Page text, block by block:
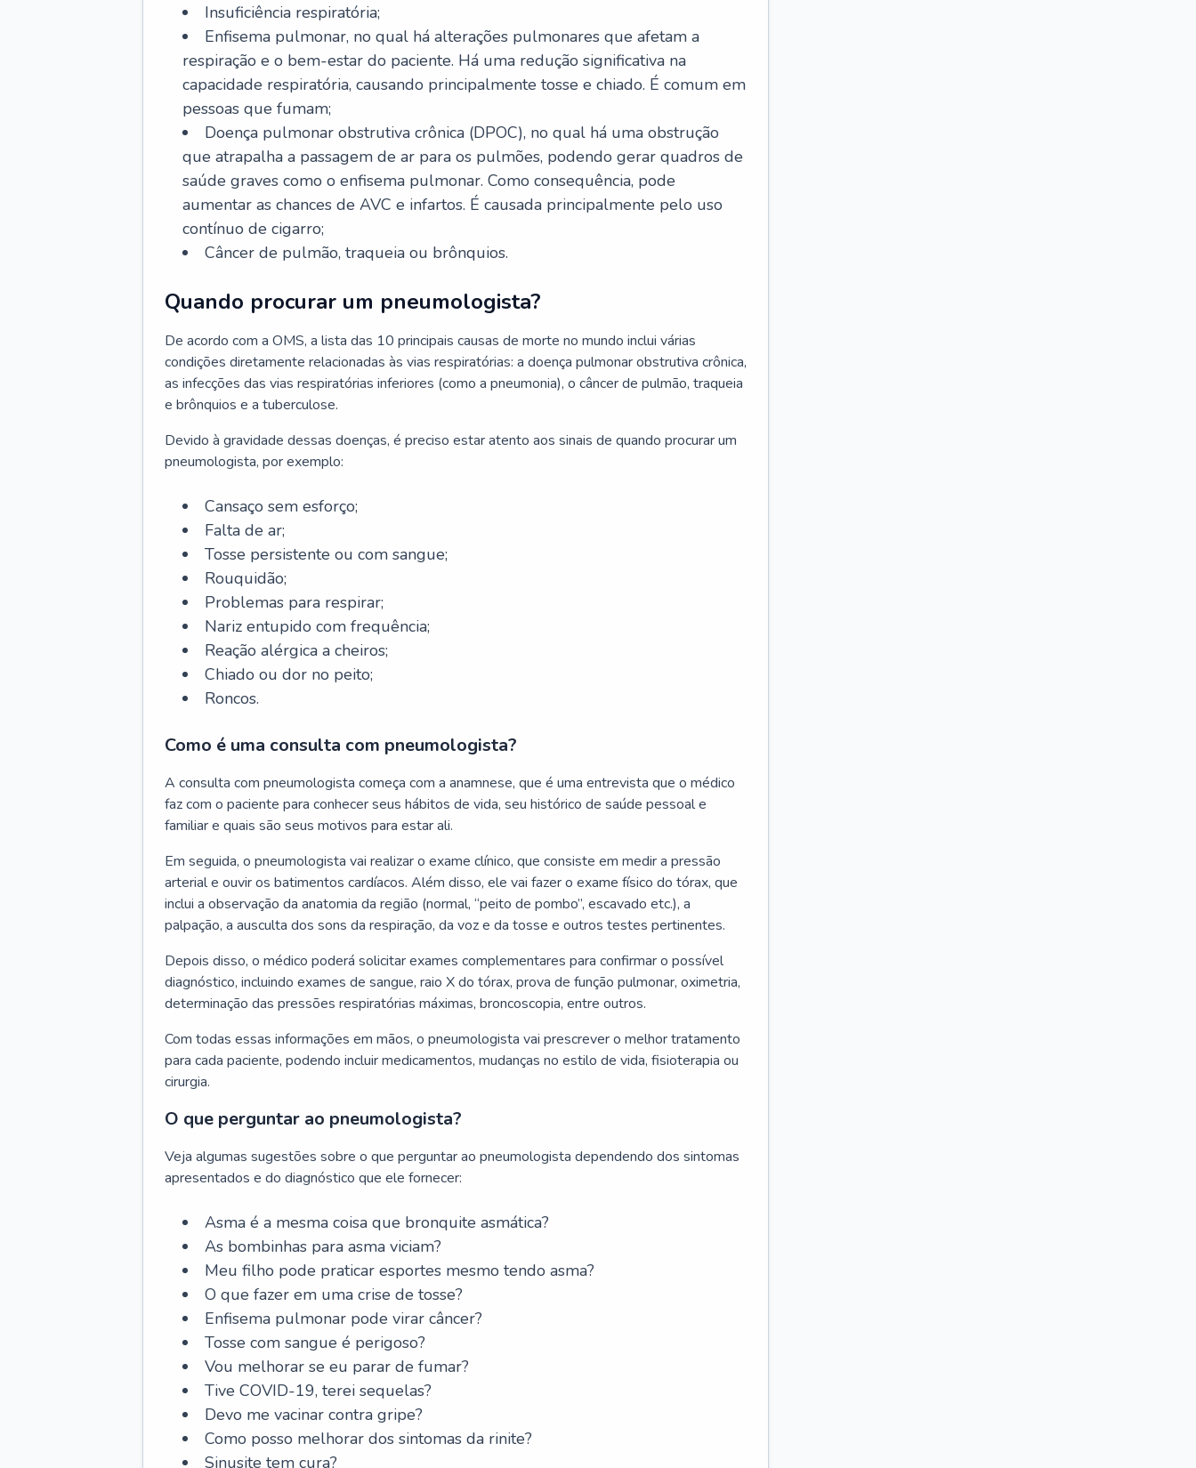
Insuficiência respiratória;
Enfisema pulmonar, no qual há alterações pulmonares que afetam a
respiração e o bem-estar do paciente. Há uma redução significativa na
capacidade respiratória, causando principalmente tosse e chiado. É comum em
pessoas que fumam;
Doença pulmonar obstrutiva crônica (DPOC), no qual há uma obstrução
que atrapalha a passagem de ar para os pulmões, podendo gerar quadros de
saúde graves como o enfisema pulmonar. Como consequência, pode
aumentar as chances de AVC e infartos. É causada principalmente pelo uso
contínuo de cigarro;
Câncer de pulmão, traqueia ou brônquios.
Quando procurar um pneumologista?
De acordo com a OMS, a lista das 10 principais causas de morte no mundo inclui várias
condições diretamente relacionadas às vias respiratórias: a doença pulmonar obstrutiva crônica,
as infecções das vias respiratórias inferiores (como a pneumonia), o câncer de pulmão, traqueia
e brônquios e a tuberculose.
Devido à gravidade dessas doenças, é preciso estar atento aos sinais de quando procurar um
pneumologista, por exemplo:
Cansaço sem esforço;
Falta de ar;
Tosse persistente ou com sangue;
Rouquidão;
Problemas para respirar;
Nariz entupido com frequência;
Reação alérgica a cheiros;
Chiado ou dor no peito;
Roncos.
Como é uma consulta com pneumologista?
A consulta com pneumologista começa com a anamnese, que é uma entrevista que o médico
faz com o paciente para conhecer seus hábitos de vida, seu histórico de saúde pessoal e
familiar e quais são seus motivos para estar ali.
Em seguida, o pneumologista vai realizar o exame clínico, que consiste em medir a pressão
arterial e ouvir os batimentos cardíacos. Além disso, ele vai fazer o exame físico do tórax, que
inclui a observação da anatomia da região (normal, “peito de pombo”, escavado etc.), a
palpação, a ausculta dos sons da respiração, da voz e da tosse e outros testes pertinentes.
Depois disso, o médico poderá solicitar exames complementares para confirmar o possível
diagnóstico, incluindo exames de sangue, raio X do tórax, prova de função pulmonar, oximetria,
determinação das pressões respiratórias máximas, broncoscopia, entre outros.
Com todas essas informações em mãos, o pneumologista vai prescrever o melhor tratamento
para cada paciente, podendo incluir medicamentos, mudanças no estilo de vida, fisioterapia ou
cirurgia.
O que perguntar ao pneumologista?
Veja algumas sugestões sobre o que perguntar ao pneumologista dependendo dos sintomas
apresentados e do diagnóstico que ele fornecer:
Asma é a mesma coisa que bronquite asmática?
As bombinhas para asma viciam?
Meu filho pode praticar esportes mesmo tendo asma?
O que fazer em uma crise de tosse?
Enfisema pulmonar pode virar câncer?
Tosse com sangue é perigoso?
Vou melhorar se eu parar de fumar?
Tive COVID-19, terei sequelas?
Devo me vacinar contra gripe?
Como posso melhorar dos sintomas da rinite?
Sinusite tem cura?